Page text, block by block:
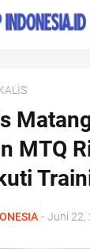
MTQ
- Juni 22,